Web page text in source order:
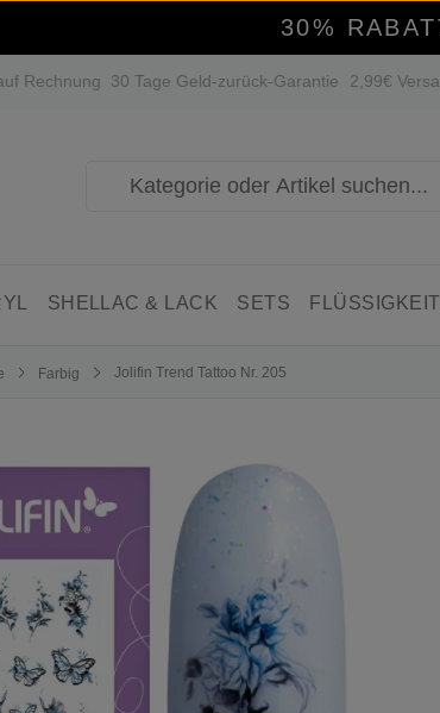
30%
Rechnung 30 Tage Geld-zurück-Garantie 2,99€
SHELLAC & LACK SETS
Farbig Jolifin Trend Tattoo Nr. 205